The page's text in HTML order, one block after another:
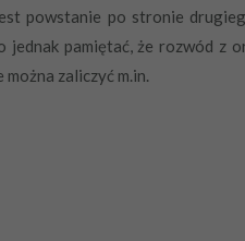
powstanie po stronie
pamiętać, że rozwód z
zaliczyć m.in.